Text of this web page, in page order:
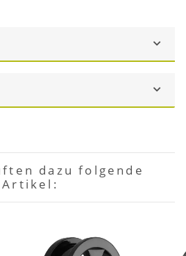
dazu folgende
Artikel: